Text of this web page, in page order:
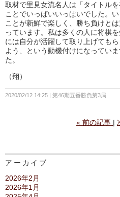
取材で里見女流名人は「タイトル
ことでいっぱいいっぱいでした。
ことが新鮮で楽しく、勝ち負けと
っています。私は多くの人に将棋
には自分が活躍して取り上げても
よう、という動機付けになってい
た。
（翔）
2020/02/12 14:25 第46期五番勝負第3局
« 前の記事
アーカイブ
2026年2月
2026年1月